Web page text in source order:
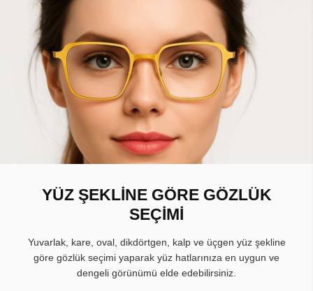
YÜZ ŞEKLİNE GÖRE GÖZLÜK
SEÇİMİ
Yuvarlak, kare, oval, dikdörtgen, kalp ve üçgen yüz şekline
göre gözlük seçimi yaparak yüz hatlarınıza en uygun ve
dengeli görünümü elde edebilirsiniz.